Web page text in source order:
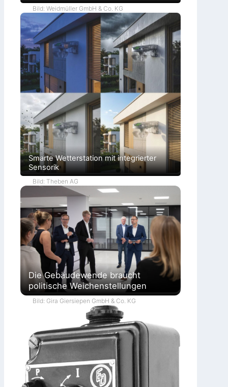
Bild: Weidmüller GmbH & Co. KG
Smarte Wetterstation mit integrierter
Sensorik
Bild: Theben AG
Die Gebäudewende braucht
politische Weichenstellungen
Bild: Gira Giersiepen GmbH & Co. KG